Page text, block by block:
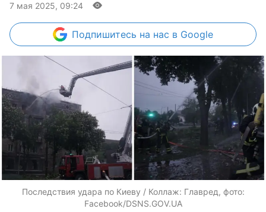
7 мая 2025, 09:24
Подпишитесь на нас в Google
Последствия удара по Киеву / Коллаж: Главред, фото:
Facebook/DSNS.GOV.UA